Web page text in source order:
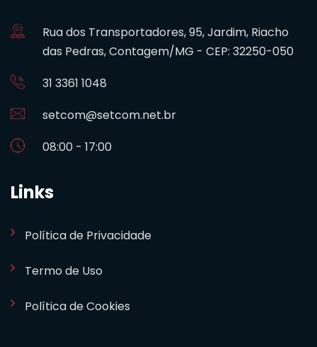
Rua dos Transportadores, 95, Jardim, Riacho
das Pedras, Contagem/MG - CEP: 32250-050
31 3361 1048
setcom@setcom.net.br
08:00 - 17:00
Links
Política de Privacidade
Termo de Uso
Política de Cookies